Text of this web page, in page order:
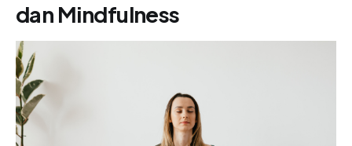
dan Mindfulness